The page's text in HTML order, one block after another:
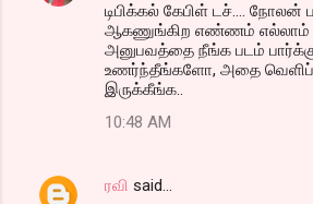
டிபிக்கல் கேபிள் டச்.... நோலன்
ஆகணுங்கிற எண்ணம்
அனுபவத்தை நீங்க படம்
உணர்ந்தீங்களோ, அதை
இருக்கீங்க..
10:48 AM
ரவி said…